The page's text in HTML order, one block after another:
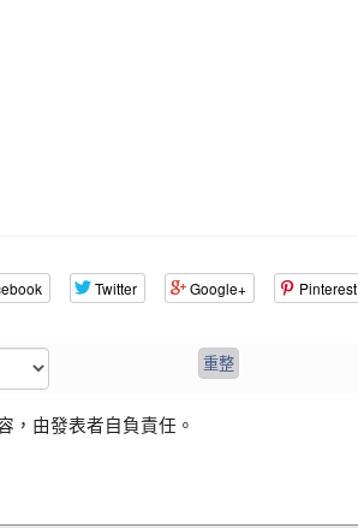
Twitter Google+ Pinterest
，由發表者自負責任。